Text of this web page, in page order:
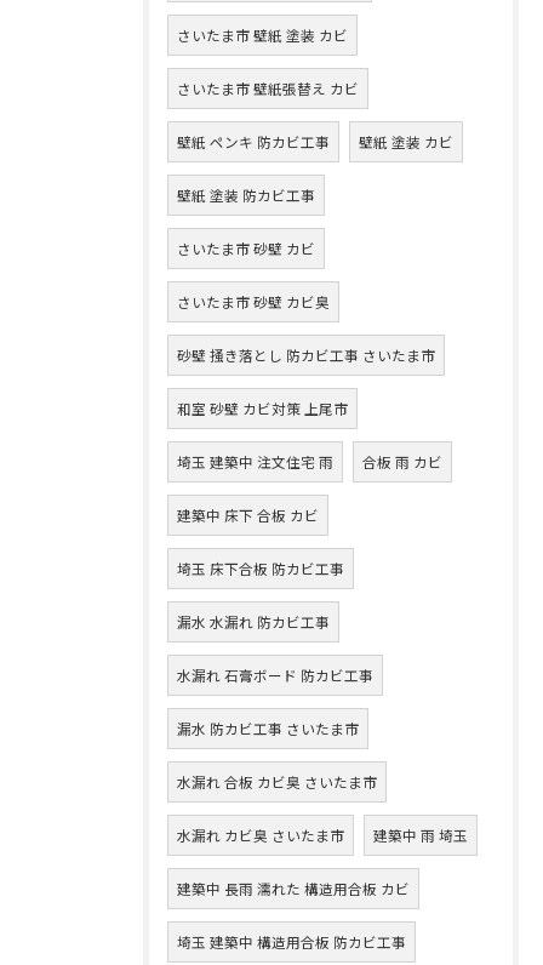
さいたま市 壁紙 塗装 カビ
さいたま市 壁紙張替え カビ
壁紙 ペンキ 防カビ工事 壁紙 塗装 カビ
壁紙 塗装 防カビ工事
さいたま市 砂壁 カビ
さいたま市 砂壁 カビ臭
砂壁 掻き落とし 防カビ工事 さいたま市
和室 砂壁 カビ対策 上尾市
埼玉 建築中 注文住宅 雨 合板 雨 カビ
建築中 床下 合板 カビ
埼玉 床下合板 防カビ工事
漏水 水漏れ 防カビ工事
水漏れ 石膏ボード 防カビ工事
漏水 防カビ工事 さいたま市
水漏れ 合板 カビ臭 さいたま市
水漏れ カビ臭 さいたま市 建築中 雨 埼玉
建築中 長雨 濡れた 構造用合板 カビ
埼玉 建築中 構造用合板 防カビ工事